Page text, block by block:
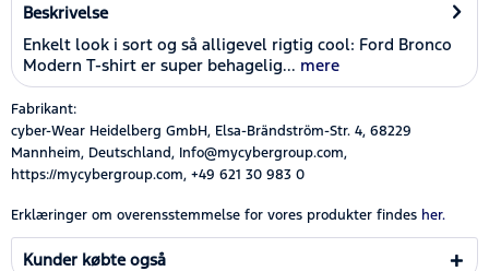
Beskrivelse
Enkelt look i sort og så alligevel rigtig cool: Ford Bronco
Modern T-shirt er super behagelig... mere
Fabrikant:
cyber-Wear Heidelberg GmbH, Elsa-Brändström-Str. 4, 68229
Mannheim, Deutschland, Info@mycybergroup.com,
https://mycybergroup.com, +49 621 30 983 0
Erklæringer om overensstemmelse for vores produkter findes her.
Kunder købte også